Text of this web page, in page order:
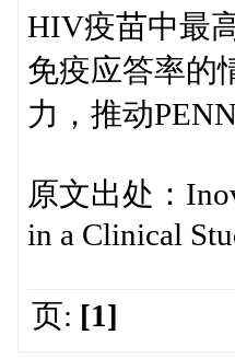
HIV疫苗中最
免疫应答率的
力，推动
原文出处：
in a Clinical
页: [1]